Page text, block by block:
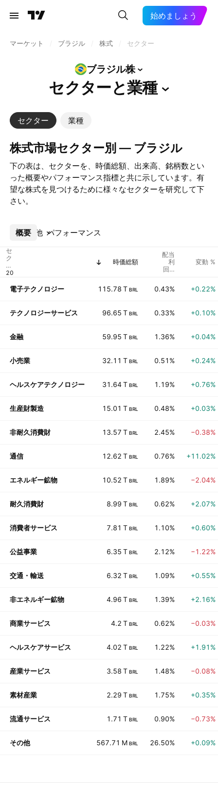
始めましょう
マーケット ブラジル 株式 セクター
ブラジル株
セクターと業種
セクター 業種
株式市場セクター別 — ブラジル
下の表は、セクターを、時価総額、出来高、銘柄数とい
った概要やパフォーマンス指標と共に示しています。有
望な株式を見つけるために様々なセクターを研究して下
さい。
概要 パフォーマンス
その他
セ
ク
タ
ー
時価総額
配当
利
回%
変動 %
電子テクノロジー 115.78 T BRL 0.43% +0.22%
テクノロジーサービス 96.65 T BRL 0.33% +0.10%
金融 59.95 T BRL 1.36% +0.04%
小売業 32.11 T BRL 0.51% +0.24%
ヘルスケアテクノロジー 31.64 T BRL 1.19% +0.76%
生産財製造 15.01 T BRL 0.48% +0.03%
非耐久消費財 13.57 T BRL 2.45% −0.38%
通信 12.62 T BRL 0.76% +11.02%
エネルギー鉱物 10.52 T BRL 1.89% −2.04%
耐久消費財 8.99 T BRL 0.62% +2.07%
消費者サービス 7.81 T BRL 1.10% +0.60%
公益事業 6.35 T BRL 2.12% −1.22%
交通・輸送 6.32 T BRL 1.09% +0.55%
非エネルギー鉱物 4.96 T BRL 1.39% +2.16%
商業サービス 4.2 T BRL 0.62% −0.03%
ヘルスケアサービス 4.02 T BRL 1.22% +1.91%
産業サービス 3.58 T BRL 1.48% −0.08%
素材産業 2.29 T BRL 1.75% +0.35%
流通サービス 1.71 T BRL 0.90% −0.73%
その他 567.71 M BRL 26.50% +0.09%